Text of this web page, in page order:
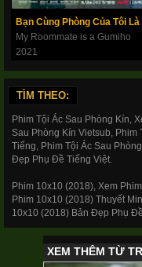
My Roommate is a Gumiho
2021
TÌM THEO:
Phim Tội Ác Sau Phòng Kín,
Sau Phòng Kín Vietsub, Phim
Tiếng, Phim Tội Ác Sau
Đẹp Phụ Đề Tiếng Việt.
Phim 10x10 (2018), Xem
Phim 10x10 (2018) Thuyết
10x10 (2018) Bản Đẹp Phụ